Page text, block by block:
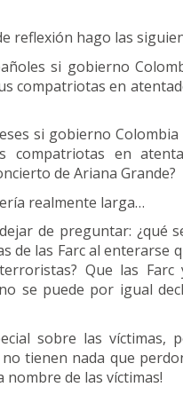
reflexión hago las
si gobierno
compatriotas en
si gobierno
compatriotas en
de Ariana Grande?
realmente larga…
de preguntar: ¿qué
de las Farc al enterarse
Que las
se puede por igual
sobre las víctimas,
tienen nada que
de las víctimas!